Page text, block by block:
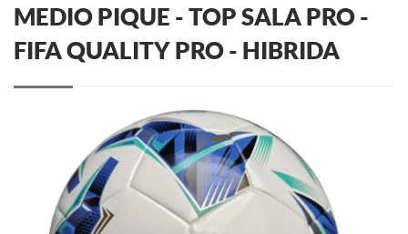
MEDIO PIQUE - TOP SALA PRO -
FIFA QUALITY PRO - HIBRIDA